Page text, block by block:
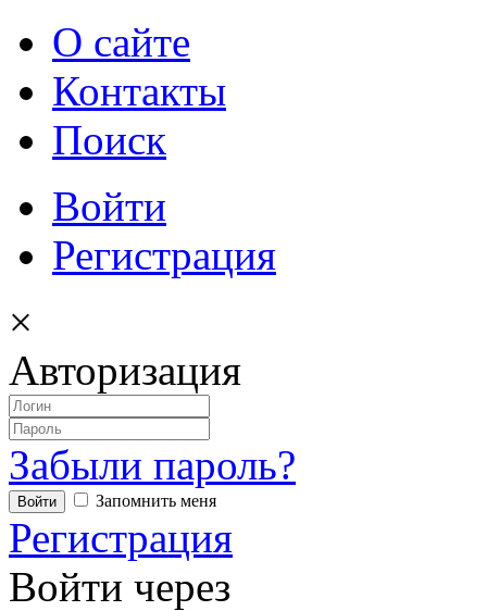
О сайте
Контакты
Поиск
Войти
Регистрация
×
Авторизация
Забыли пароль?
Запомнить меня
Регистрация
Войти через